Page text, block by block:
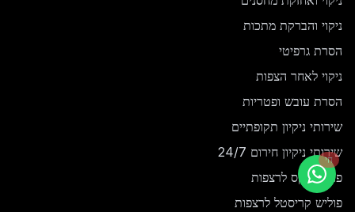
ניקוי והברקת מתכות
הסרת גרפיטי
ניקוי לאחר הצפות
הסרת עובש ופטריות
שירותי ניקיון תקופתיים
שירותי ניקיון חירום 24/7
פוליש ווקס לרצפות
פוליש קריסטל לרצפות
חי